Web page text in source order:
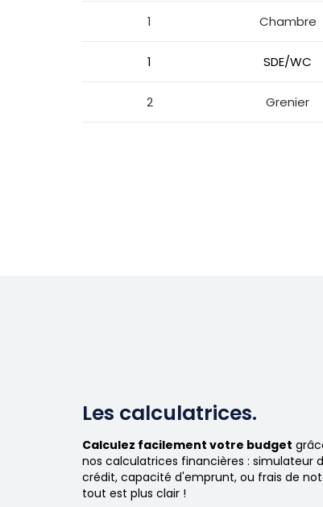
1 Chambre
1 SDE/WC
2 Grenier
Les calculatrices.
Calculez facilement votre budget
nos calculatrices financières : simulateur
crédit, capacité d'emprunt, ou frais de
tout est plus clair !